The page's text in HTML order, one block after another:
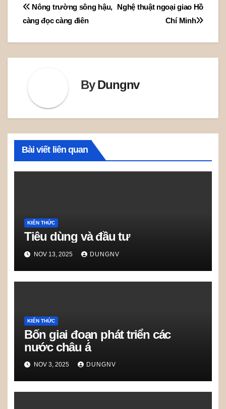
Post
navigation
Nghệ thuật ngoại giao Hồ
Chí Minh
Nông trường sông hậu,
càng đọc càng điên
ByDungnv
Bài viết liên quan
KIẾN THỨC
Tiêu dùng và đầu tư
NOV 13, 2025 DUNGNV
KIẾN THỨC
Bốn giai đoạn phát triển các
nước châu á
NOV 3, 2025 DUNGNV